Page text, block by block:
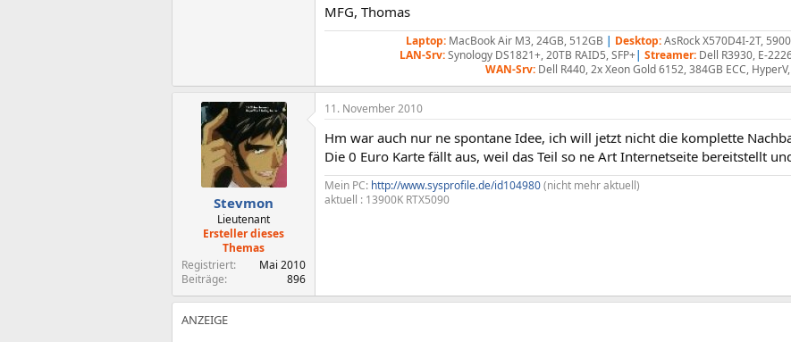
MFG, Thomas
Laptop: MacBook Air M3, 24GB, 512GB | Desktop: AsRock X570D4I-2T,
LAN-Srv:Synology DS1821+, 20TB RAID5, SFP+| Streamer: Dell R3930, E-
WAN-Srv: Dell R440, 2x Xeon Gold 6152, 384GB ECC,
Stevmon
Lieutenant
Ersteller dieses
Themas
Registriert
Mai 2010
Beiträge
896
11. November 2010
Hm war auch nur ne spontane Idee, ich will jetzt nicht die komplette
Die 0 Euro Karte fällt aus, weil das Teil so ne Art Internetseite bereitstellt
Mein PC: http://www.sysprofile.de/id104980(nicht mehr aktuell)
aktuell : 13900K RTX5090